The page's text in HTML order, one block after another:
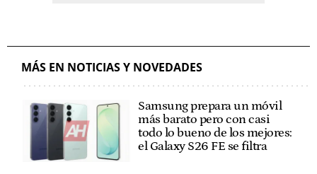
MÁS EN NOTICIAS Y NOVEDADES
Samsung prepara un móvil
más barato pero con casi
todo lo bueno de los mejores:
el Galaxy S26 FE se filtra